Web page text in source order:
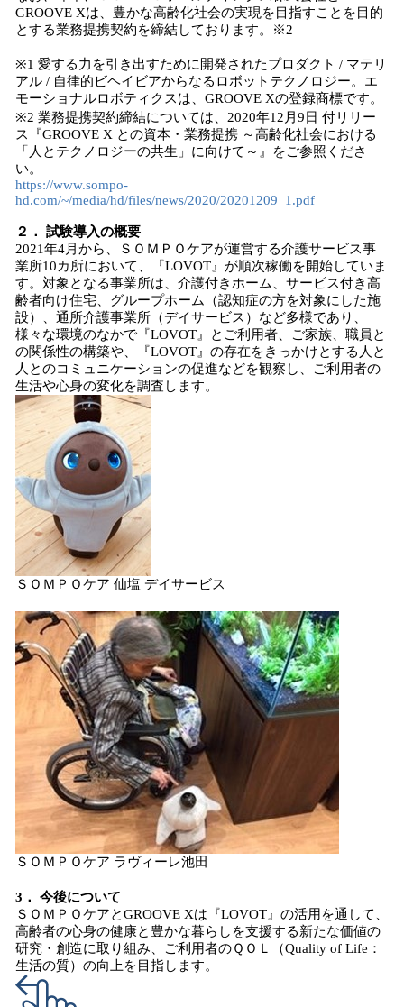
GROOVE Xは、豊かな高齢化社会の実現を目指すことを目的
とする業務提携契約を締結しております。※2
※1 愛する力を引き出すために開発されたプロダクト / マテリ
アル / 自律的ビヘイビアからなるロボットテクノロジー。エ
モーショナルロボティクスは、GROOVE Xの登録商標です。
※2 業務提携契約締結については、2020年12月9日 付リリー
ス『GROOVE X との資本・業務提携 ～高齢化社会における
「人とテクノロジーの共生」に向けて～』をご参照くださ
い。
https://www.sompo-
hd.com/~/media/hd/files/news/2020/20201209_1.pdf
２． 試験導入の概要
2021年4月から、ＳＯＭＰＯケアが運営する介護サービス事
業所10カ所において、『LOVOT』が順次稼働を開始していま
す。対象となる事業所は、介護付きホーム、サービス付き高
齢者向け住宅、グループホーム（認知症の方を対象にした施
設）、通所介護事業所（デイサービス）など多様であり、
様々な環境のなかで『LOVOT』とご利用者、ご家族、職員と
の関係性の構築や、『LOVOT』の存在をきっかけとする人と
人とのコミュニケーションの促進などを観察し、ご利用者の
生活や心身の変化を調査します。
ＳＯＭＰＯケア 仙塩 デイサービス
ＳＯＭＰＯケア ラヴィーレ池田
3． 今後について
ＳＯＭＰＯケアとGROOVE Xは『LOVOT』の活用を通して、
高齢者の心身の健康と豊かな暮らしを支援する新たな価値の
研究・創造に取り組み、ご利用者のＱＯＬ（Quality of Life：
生活の質）の向上を目指します。